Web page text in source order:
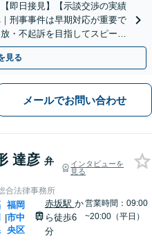
即日接見】【示談交渉の実績
刑事事件は早期対応が重要で
・不起訴を目指してスピーデ
】
見る
メールでお問い合わせ
達彦 弁
インタビューを
見る
合法律事務所
|
福岡
市中
央区
赤坂駅 か
ら徒歩6
分
営業時間：09:00
~20:00（平日）